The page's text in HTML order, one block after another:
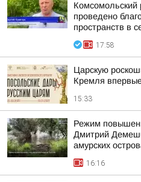
Комсомольский
проведено
пространств в
17:58
Царскую
Кремля
15:33
Режим
Дмитрий
амурских
16:16